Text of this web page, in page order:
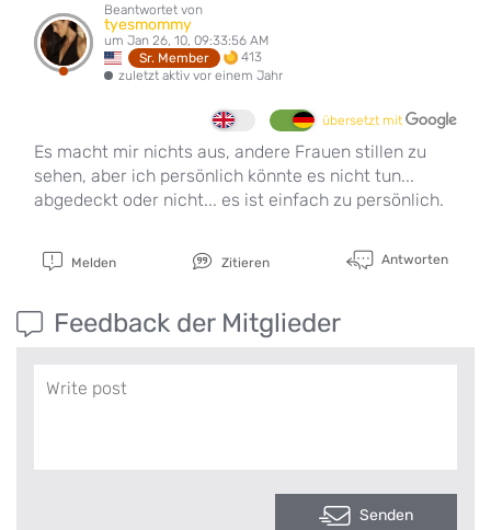
Beantwortet von
tyesmommy
um Jan 26, 10, 09:33:56 AM
Sr. Member
413
zuletzt aktiv vor einem Jahr
übersetzt mit
Es macht mir nichts aus, andere Frauen stillen zu
sehen, aber ich persönlich könnte es nicht tun...
abgedeckt oder nicht... es ist einfach zu persönlich.
Melden Zitieren Antworten
Feedback der Mitglieder
Senden